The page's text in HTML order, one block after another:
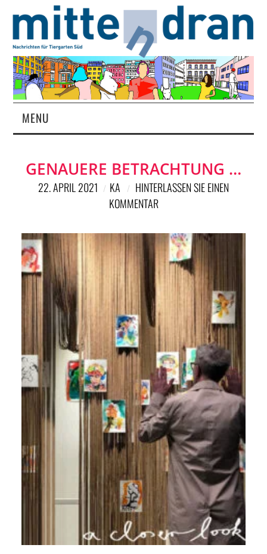
MENU
MAGAZIN
RUBRIKEN
NETZWERK
SPONSORING
KONTAKT
GENAUERE BETRACHTUNG …
22. APRIL 2021 KA
HINTERLASSEN SIE EINEN
KOMMENTAR